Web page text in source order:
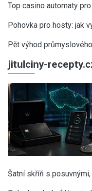
Top casino automaty
Pohovka pro hosty: jak
Pět výhod
jitulciny-
Šatní skříň s